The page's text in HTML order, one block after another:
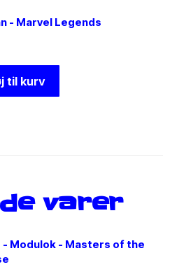
- Marvel Legends
til kurv
varer
- Modulok - Masters of the